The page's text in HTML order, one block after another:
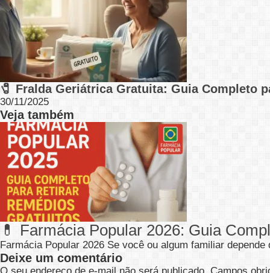
🧷 Fralda Geriátrica Gratuita: Guia Completo
30/11/2025
Veja também
💊 Farmácia Popular 2026: Guia
Farmácia Popular 2026 Se você ou algum familiar
Deixe um comentário